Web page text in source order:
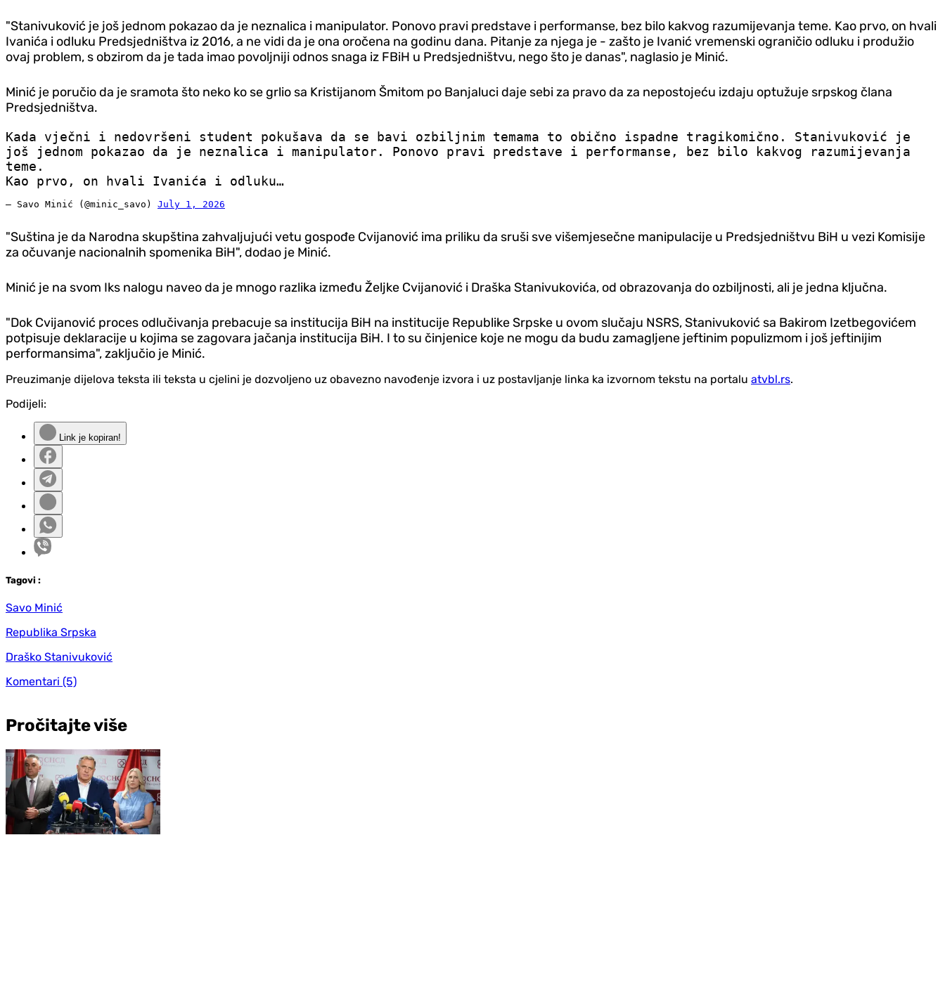
"Stanivuković je još jednom pokazao da je neznalica i manipulator. Ponovo pravi predstave i performanse, bez bilo kakvog razumijevanja teme. Kao prvo, on hvali
Ivanića i odluku Predsjedništva iz 2016, a ne vidi da je ona oročena na godinu dana. Pitanje za njega je - zašto je Ivanić vremenski ograničio odluku i produžio
ovaj problem, s obzirom da je tada imao povoljniji odnos snaga iz FBiH u Predsjedništvu, nego što je danas", naglasio je Minić.
Minić je poručio da je sramota što neko ko se grlio sa Kristijanom Šmitom po Banjaluci daje sebi za pravo da za nepostojeću izdaju optužuje srpskog člana
Predsjedništva.
Kada vječni i nedovršeni student pokušava da se bavi ozbiljnim temama to obično ispadne tragikomično. Stanivuković je
još jednom pokazao da je neznalica i manipulator. Ponovo pravi predstave i performanse, bez bilo kakvog razumijevanja
teme.
Kao prvo, on hvali Ivanića i odluku…
— Savo Minić (@minic_savo) July 1, 2026
"Suština je da Narodna skupština zahvaljujući vetu gospođe Cvijanović ima priliku da sruši sve višemjesečne manipulacije u Predsjedništvu BiH u vezi Komisije
za očuvanje nacionalnih spomenika BiH", dodao je Minić.
Minić je na svom Iks nalogu naveo da je mnogo razlika između Željke Cvijanović i Draška Stanivukovića, od obrazovanja do ozbiljnosti, ali je jedna ključna.
"Dok Cvijanović proces odlučivanja prebacuje sa institucija BiH na institucije Republike Srpske u ovom slučaju NSRS, Stanivuković sa Bakirom Izetbegovićem
potpisuje deklaracije u kojima se zagovara jačanja institucija BiH. I to su činjenice koje ne mogu da budu zamagljene jeftinim populizmom i još jeftinijim
performansima", zaključio je Minić.
Preuzimanje dijelova teksta ili teksta u cjelini je dozvoljeno uz obavezno navođenje izvora i uz postavljanje linka ka izvornom tekstu na portalu atvbl.rs.
Podijeli:
Link je kopiran!
Tagovi :
Savo Minić
Republika Srpska
Draško Stanivuković
Komentari (5)
Pročitajte više